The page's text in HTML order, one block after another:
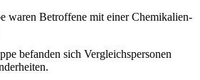
waren Betroffene mit einer Chemikalien-
befanden sich Vergleichspersonen